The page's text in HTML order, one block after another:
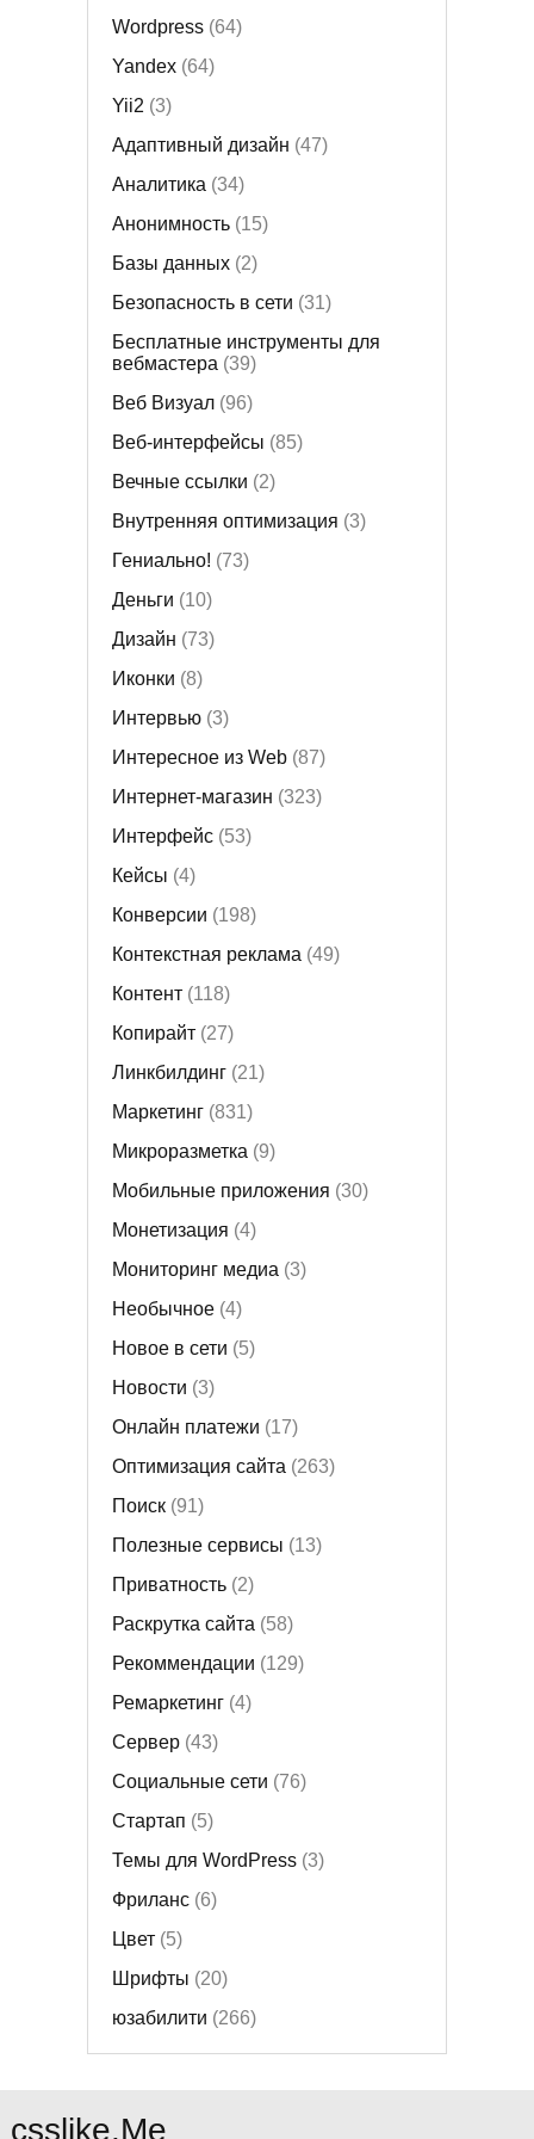
Wordpress(64)
Yandex(64)
Yii2 (3)
Адаптивный дизайн (47)
Аналитика (34)
Анонимность(15)
Базы данных(2)
Безопасность в сети (31)
Бесплатные инструменты для
вебмастера (39)
Веб Визуал(96)
Веб-интерфейсы (85)
Вечные ссылки (2)
Внутренняя оптимизация (3)
Гениально! (73)
Деньги (10)
Дизайн (73)
Иконки (8)
Интервью(3)
Интересное из Web(87)
Интернет-магазин (323)
Интерфейс(53)
Кейсы (4)
Конверсии (198)
Контекстная реклама (49)
Контент(118)
Копирайт(27)
Линкбилдинг(21)
Маркетинг(831)
Микроразметка (9)
Мобильные приложения (30)
Монетизация (4)
Мониторинг медиа (3)
Необычное(4)
Новое в сети (5)
Новости (3)
Онлайн платежи (17)
Оптимизация сайта (263)
Поиск(91)
Полезные сервисы (13)
Приватность(2)
Раскрутка сайта (58)
Рекоммендации (129)
Ремаркетинг(4)
Сервер(43)
Социальные сети (76)
Стартап (5)
Темы для WordPress(3)
Фриланс(6)
Цвет(5)
Шрифты (20)
юзабилити (266)
csslike.Me